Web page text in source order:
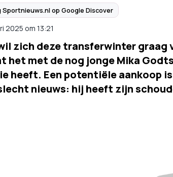
Sportnieuws.nl op Google Discover
2025 om 13:21
zich deze transferwinter graag
het met de nog jonge Mika
heeft. Een potentiële aankoop
nieuws: hij heeft zijn